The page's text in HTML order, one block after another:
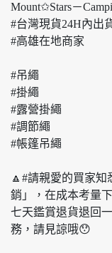
Mount✩Stars－
#台灣現貨24H內出
#高雄在地商家
#吊繩
#掛繩
#露營掛繩
#調節繩
#帳篷吊繩
🔼#請親愛的買家
銷」，在成本考量
七天鑑賞退貨退回
務，請見諒哦😯